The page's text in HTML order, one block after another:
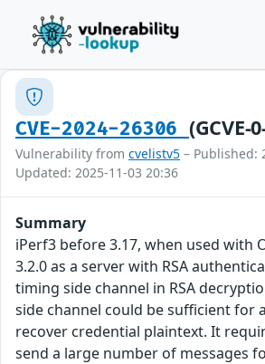
CVE-2024-26306 (GCVE-
Vulnerability from cvelistv5 – Published:
Updated: 2025-11-03 20:36
Summary
iPerf3 before 3.17, when used with
3.2.0 as a server with RSA
timing side channel in RSA
side channel could be sufficient for
recover credential plaintext. It
send a large number of messages